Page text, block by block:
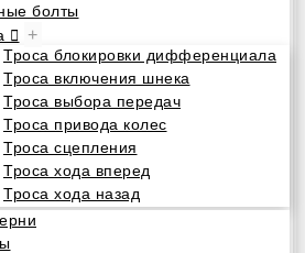
болты
+
Троса блокировки дифференциала
Троса включения шнека
Троса выбора передач
Троса привода колес
Троса сцепления
Троса хода вперед
Троса хода назад